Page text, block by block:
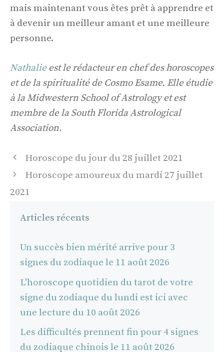
mais maintenant vous êtes prêt à apprendre et
à devenir un meilleur amant et une meilleure
personne.
Nathalieest le rédacteur en chef des horoscopes
et de la spiritualité de Cosmo Esame. Elle étudie
à la Midwestern School of Astrology et est
membre de la South Florida Astrological
Association.
Navigation
des
Horoscope du jour du 28 juillet 2021
Horoscope amoureux du mardi 27 juillet
2021
Articles récents
Un succès bien mérité arrive pour 3
signes du zodiaque le 11 août 2026
L'horoscope quotidien du tarot de votre
signe du zodiaque du lundi est ici avec
une lecture du 10 août 2026
Les difficultés prennent fin pour 4 signes
du zodiaque chinois le 11 août 2026